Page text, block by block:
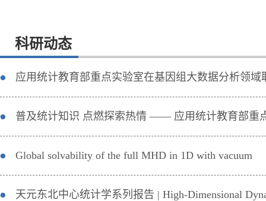
科研动态
应用统计教育部重点实验室在基因组大数据分析领域
普及统计知识 点燃探索热情 —— 应用统计教育部重
Global solvability of the full MHD in 1D with vacuum
天元东北中心统计学系列报告 | High-Dimensional